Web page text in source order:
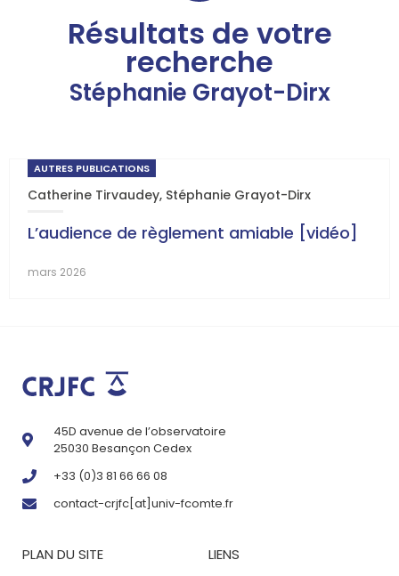
Résultats de votre
recherche
Stéphanie Grayot-Dirx
AUTRES PUBLICATIONS
Catherine Tirvaudey, Stéphanie Grayot-Dirx
L’audience de règlement amiable [vidéo]
mars 2026
45D avenue de l’observatoire
25030 Besançon Cedex
+33 (0)3 81 66 66 08
contact-crjfc[at]univ-fcomte.fr
PLAN DU SITE LIENS